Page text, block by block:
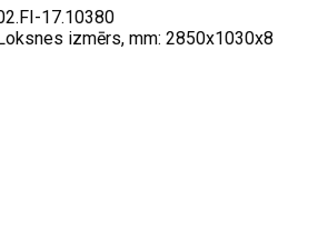
17.10380
izmērs, mm: 2850x1030x8